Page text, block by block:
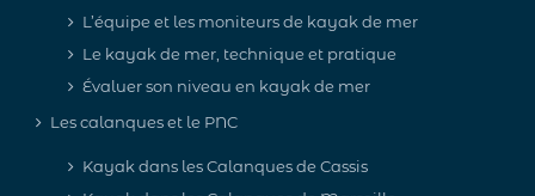
L’équipe et les moniteurs de kayak de mer
Le kayak de mer, technique et pratique
Évaluer son niveau en kayak de mer
Les calanques et le PNC
Kayak dans les Calanques de Cassis